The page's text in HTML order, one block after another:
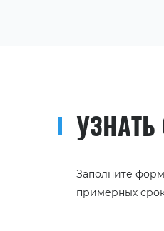
Заполните
примерных